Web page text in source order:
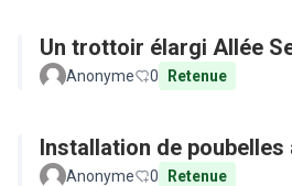
Un trottoir
Anonyme 0 Retenue
Installation de poubelles
Anonyme 0 Retenue